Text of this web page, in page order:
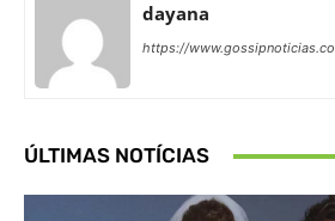
dayana
https://
ÚLTIMAS NOTÍCIAS